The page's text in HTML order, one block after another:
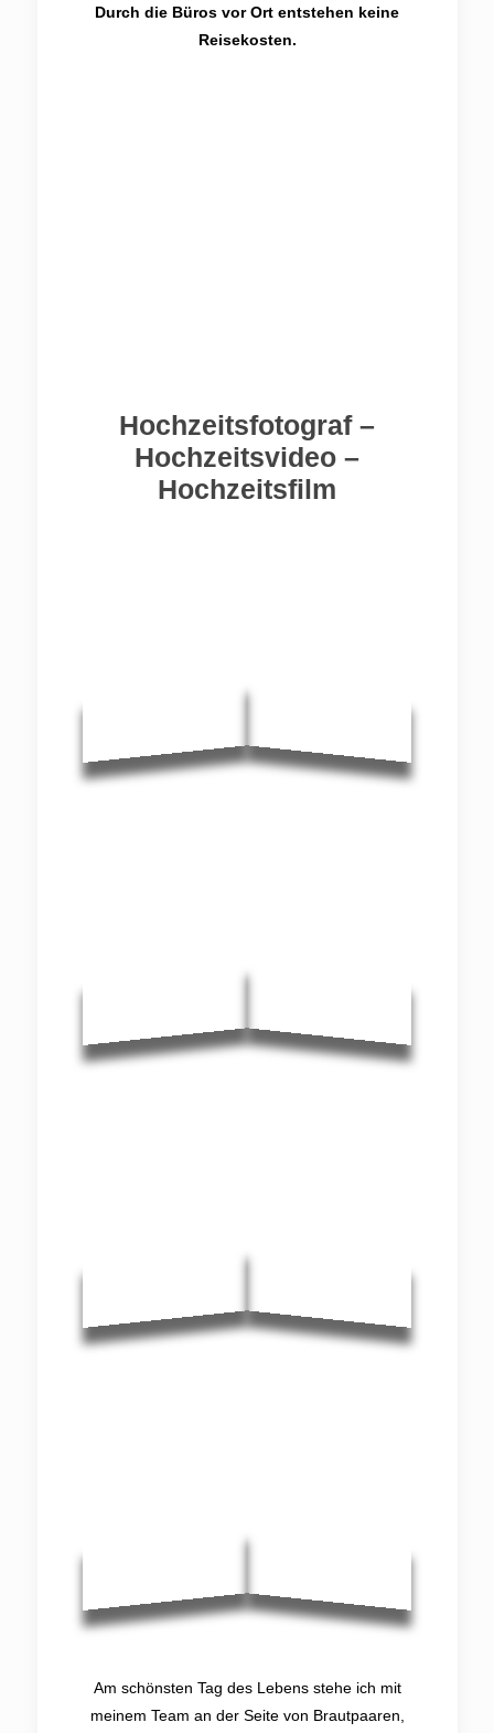
Durch die Büros vor Ort entstehen keine
Reisekosten.
Hochzeitsfotograf –
Hochzeitsvideo –
Hochzeitsfilm
Am schönsten Tag des Lebens stehe ich mit
meinem Team an der Seite von Brautpaaren,